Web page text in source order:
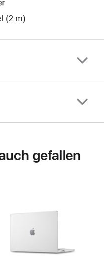
(2 m)
gefallen